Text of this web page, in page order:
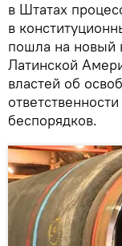
в Штатах
в
пошла на новый
Латинской
властей об
беспорядков.